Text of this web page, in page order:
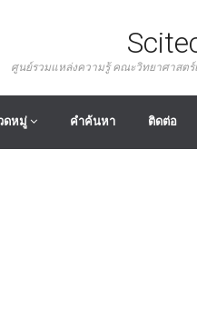
ศูนย์รวมแหล่งความรู้ คณะวิทยาศาสตร์
ดหมู่ คำค้นหา ติดต่อ